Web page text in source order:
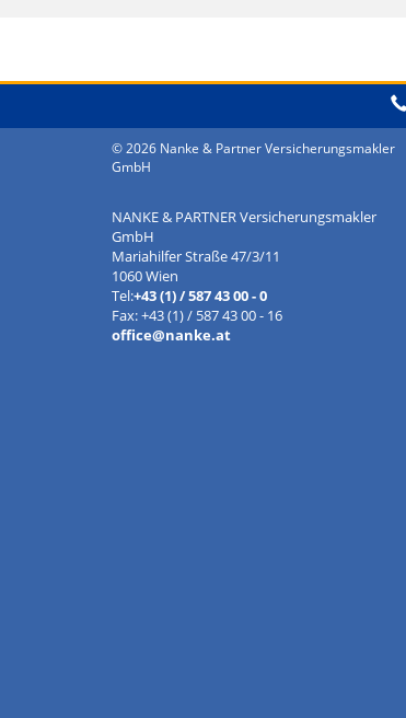
© 2026 Nanke & Partner Versicherungsmakler
GmbH
NANKE & PARTNER Versicherungsmakler
GmbH
Mariahilfer Straße 47/3/11
1060 Wien
Tel:+43 (1) / 587 43 00 - 0
Fax: +43 (1) / 587 43 00 - 16
office@nanke.at